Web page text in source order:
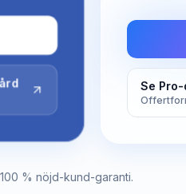
Se Pro-
% nöjd-kund-garanti.